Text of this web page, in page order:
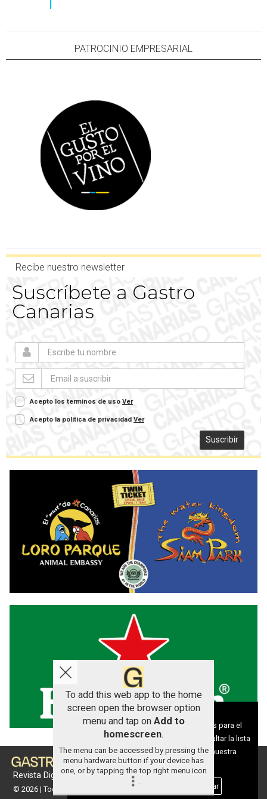
PATROCINIO EMPRESARIAL
Recibe nuestro newsletter
Suscríbete a Gastro
Canarias
Acepto los terminos de uso Ver
Acepto la política de privacidad Ver
Suscribir
Revista Digital de gastronomía
© 2026 | Todos los derechos reservados
To add this web app to the home
screen open the browser option
menu and tap on Add to
homescreen.
The menu can be accessed by pressing the
menu hardware button if your device has
one, or by tapping the top right menu icon
.
Aviso sobre el Uso de cookies:
Utilizamos cookies nuestras y de terceros para el
funcionamiento del digital. Puedes consultar la lista
de cookies y como desconectarlas. Ver nuestra
Política de Privacidad y Cookies
Aceptar Cookies Personalizar